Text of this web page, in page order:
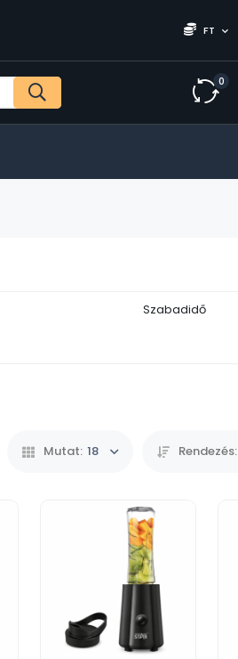
FT
0
Szabadidő
Mutat: 18 Rendezés: